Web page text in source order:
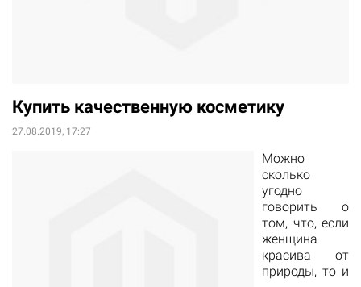
Купить качественную косметику
27.08.2019, 17:27
Можно
сколько
угодно
говорить о
том, что, если
женщина
красива от
природы, то и